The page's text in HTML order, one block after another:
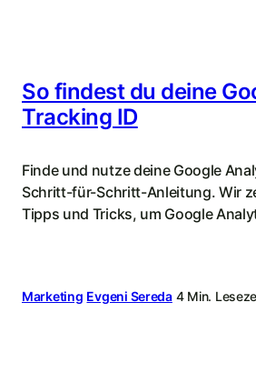
So findest du deine
Tracking ID
Finde und nutze deine Google
Schritt-für-Schritt-Anleitung. Wir
Tipps und Tricks, um Google
Marketing Evgeni Sereda 4 Min.